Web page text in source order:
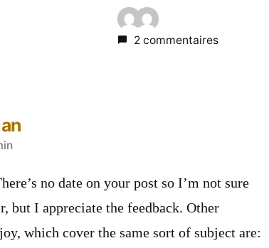
2 commentaires
no date on your post so I’m not sure
but I appreciate the feedback. Other
which cover the same sort of subject are: